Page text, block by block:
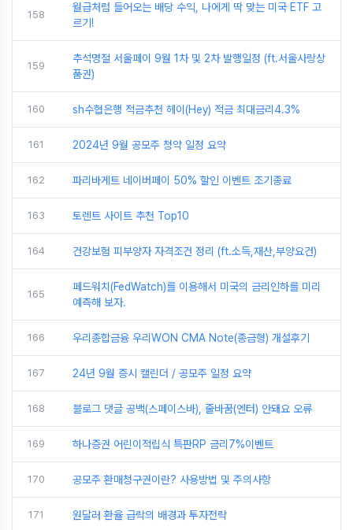
158
월급처럼 들어오는 배당 수익, 나에게 딱 맞는 미국 ETF 고
르기!
159
추석명절 서울페이 9월 1차 및 2차 발행일정 (ft.서울사랑상
품권)
160 sh수협은행 적금추천 헤이(Hey) 적금 최대금리4.3%
161 2024년 9월 공모주 청약 일정 요약
162 파리바게트 네이버페이 50% 할인 이벤트 조기종료
163 토렌트 사이트 추천 Top10
164 건강보험 피부양자 자격조건 정리 (ft.소득,재산,부양요건)
165
페드워치(FedWatch)를 이용해서 미국의 금리인하를 미리
예측해 보자.
166 우리종합금융 우리WON CMA Note(종금형) 개설후기
167 24년 9월 증시 캘린더 / 공모주 일정 요약
168 블로그 댓글 공백(스페이스바), 줄바꿈(엔터) 안돼요 오류
169 하나증권 어린이적립식 특판RP 금리7%이벤트
170 공모주 환매청구권이란? 사용방법 및 주의사항
171 원달러 환율 급락의 배경과 투자전략